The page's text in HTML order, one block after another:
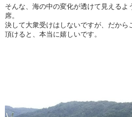
そんな、海の中の変化が透けて見えるよ
席。
決して大衆受けはしないですが、だから
頂けると、本当に嬉しいです。